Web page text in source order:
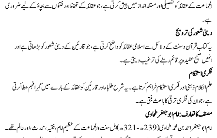
الجماعت کے عقائد کو تفصيلی اور مستند انداز ميں پيش کرتی ہے، جو عقائد کے تحفظ اور فتنوں سے بچاؤ کے ليے ضروری
ہے۔
دينی شعور کی ترویج
يہ کتاب قرآن و سنت کے دلائل سے اسلامی عقائد کو واضح کرتی ہے، جو قارئين کے دينی شعور کو بڑھاتی ہے اور
انہيں صحيح عقيدہ پر قائم رہنے کی ترغيب ديتی ہے۔
فکری استحکام
علم الکلام ذہنی اور فکری استحکام فراہم کرتا ہے۔ يہ شرح طلباء اور قارئين کو عقائد کے بارے ميں گہرا فہم عطا کرتی
ہے، جو ان کی فکری ترقی کا باعث بنتی ہے۔
مصنف کا تعارف: امام ابو جعفر طحاوی
امام ابو جعفر احمد بن محمد طحاوی (239ھ-321ھ) اہل سنت و الجماعت کے عظيم امام، فقیہ، محدث، اور عالم تھے۔